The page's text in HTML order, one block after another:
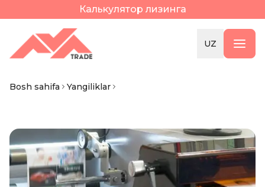
Калькулятор лизинга
UZ
Bosh sahifa Yangiliklar